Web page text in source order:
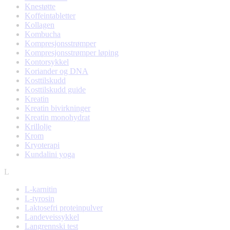
Knestøtte
Koffeintabletter
Kollagen
Kombucha
Kompresjonsstrømper
Kompresjonsstrømper løping
Kontorsykkel
Koriander og DNA
Kosttilskudd
Kosttilskudd guide
Kreatin
Kreatin bivirkninger
Kreatin monohydrat
Krillolje
Krom
Kryoterapi
Kundalini yoga
L
L-karnitin
L-tyrosin
Laktosefri proteinpulver
Landeveissykkel
Langrennski test